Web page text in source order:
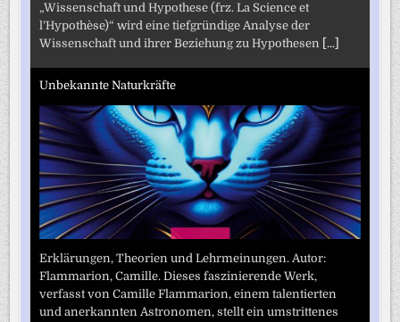
„Wissenschaft und Hypothese (frz. La Science et
l’Hypothèse)“ wird eine tiefgründige Analyse der
Wissenschaft und ihrer Beziehung zu Hypothesen [...]
Unbekannte Naturkräfte
Erklärungen, Theorien und Lehrmeinungen. Autor:
Flammarion, Camille. Dieses faszinierende Werk,
verfasst von Camille Flammarion, einem talentierten
und anerkannten Astronomen, stellt ein umstrittenes